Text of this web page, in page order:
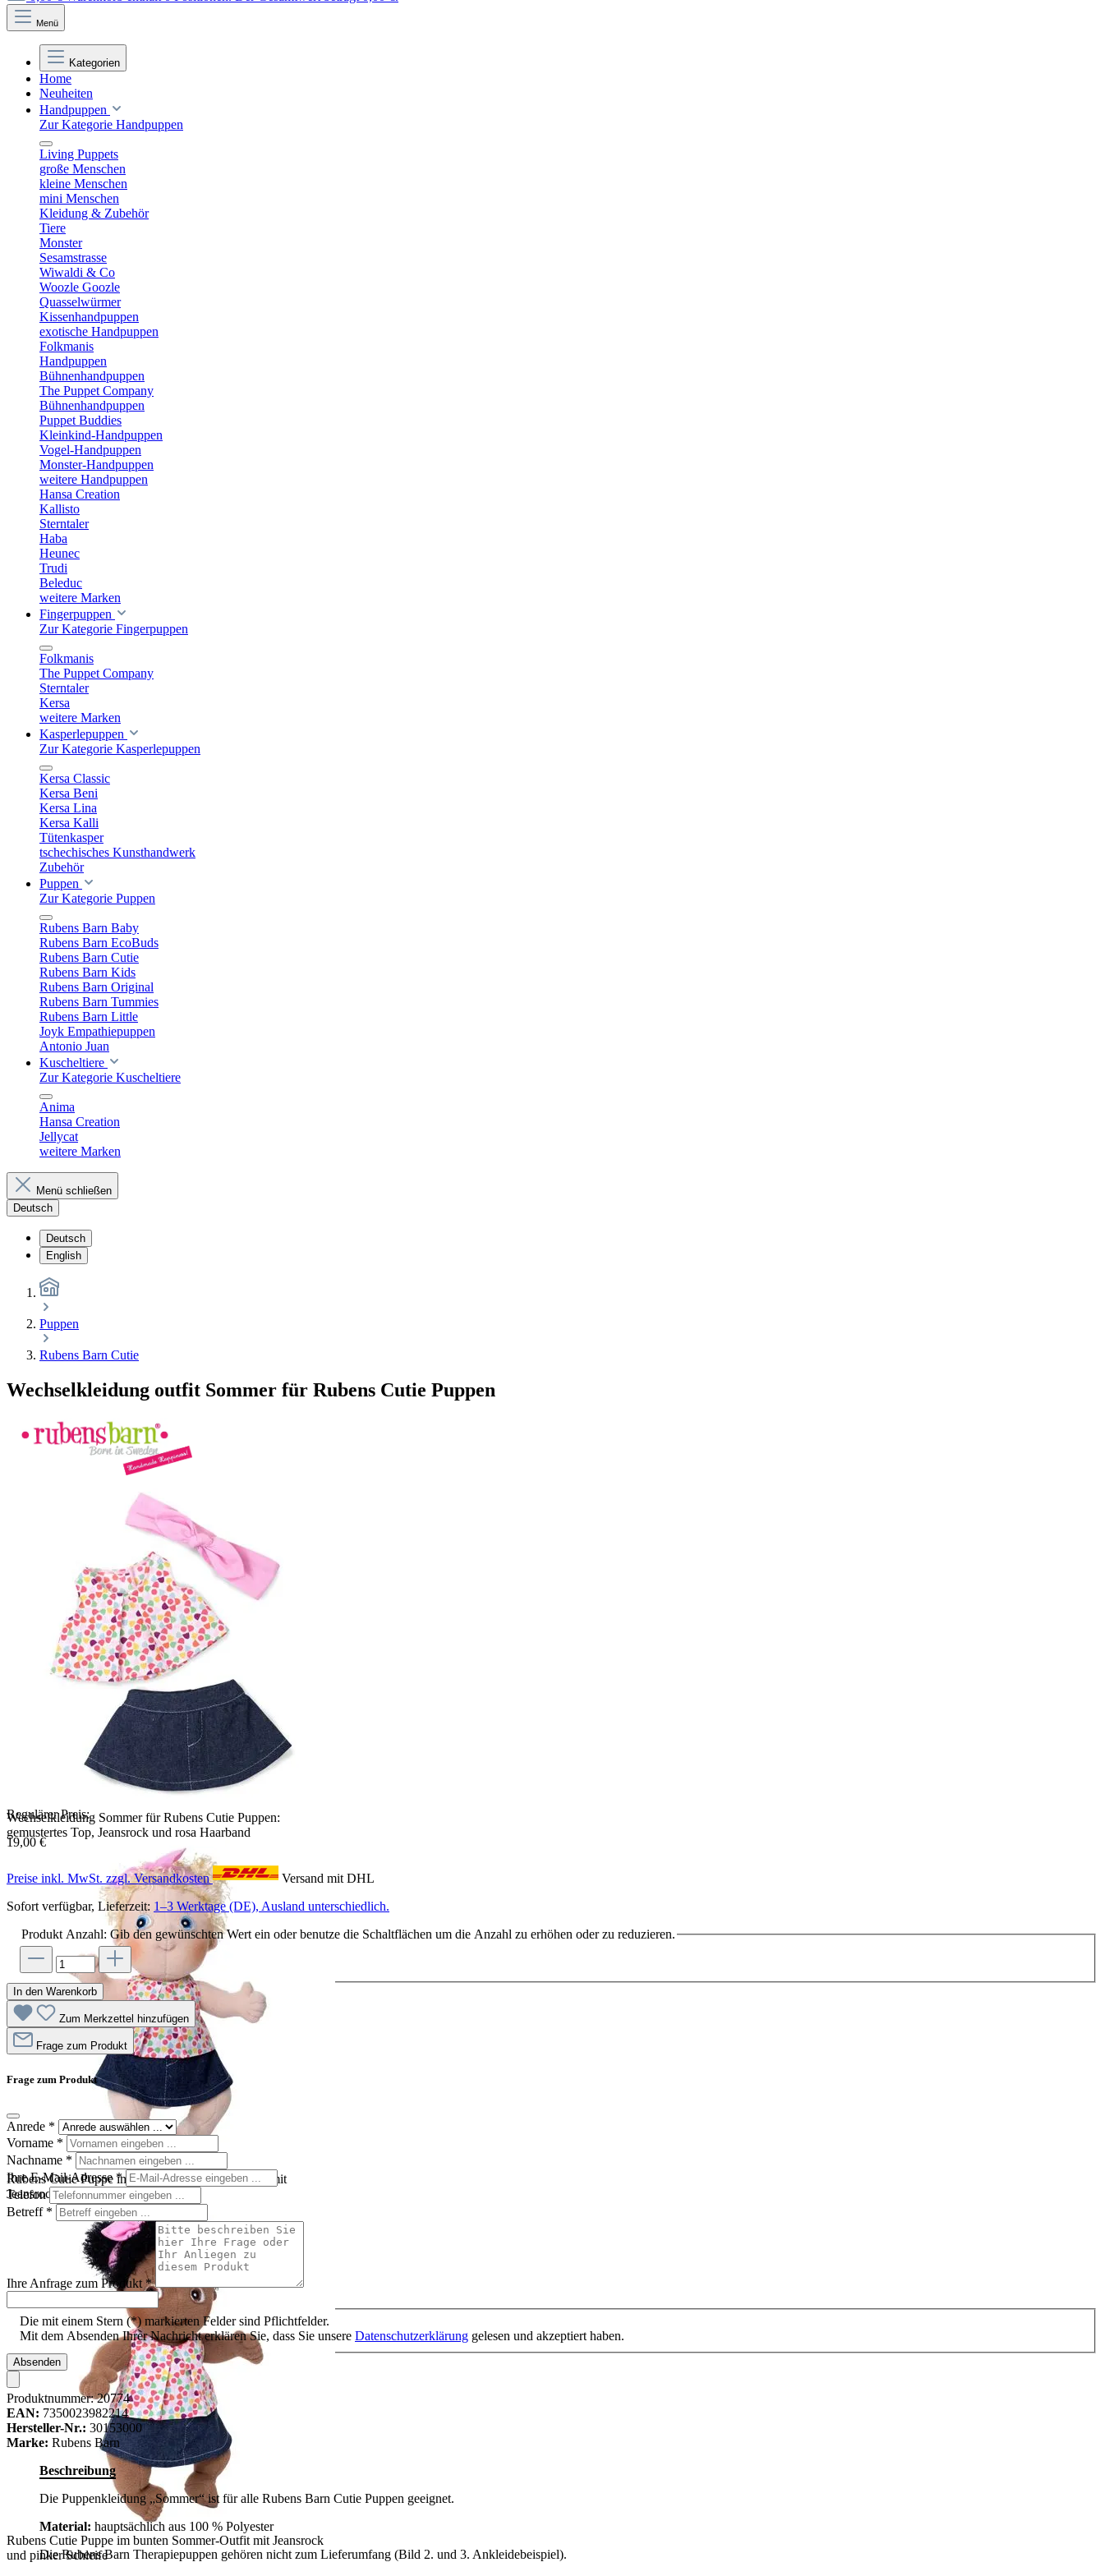
Menü
Kategorien
Home
Neuheiten
Handpuppen
Zur Kategorie Handpuppen
Living Puppets
große Menschen
kleine Menschen
mini Menschen
Kleidung & Zubehör
Tiere
Monster
Sesamstrasse
Wiwaldi & Co
Woozle Goozle
Quasselwürmer
Kissenhandpuppen
exotische Handpuppen
Folkmanis
Handpuppen
Bühnenhandpuppen
The Puppet Company
Bühnenhandpuppen
Puppet Buddies
Kleinkind-Handpuppen
Vogel-Handpuppen
Monster-Handpuppen
weitere Handpuppen
Hansa Creation
Kallisto
Sterntaler
Haba
Heunec
Trudi
Beleduc
weitere Marken
Fingerpuppen
Zur Kategorie Fingerpuppen
Folkmanis
The Puppet Company
Sterntaler
Kersa
weitere Marken
Kasperlepuppen
Zur Kategorie Kasperlepuppen
Kersa Classic
Kersa Beni
Kersa Lina
Kersa Kalli
Tütenkasper
tschechisches Kunsthandwerk
Zubehör
Puppen
Zur Kategorie Puppen
Rubens Barn Baby
Rubens Barn EcoBuds
Rubens Barn Cutie
Rubens Barn Kids
Rubens Barn Original
Rubens Barn Tummies
Rubens Barn Little
Joyk Empathiepuppen
Antonio Juan
Kuscheltiere
Zur Kategorie Kuscheltiere
Anima
Hansa Creation
Jellycat
weitere Marken
Menü schließen
Deutsch
Deutsch
English
Puppen
Rubens Barn Cutie
Wechselkleidung outfit Sommer für Rubens Cutie Puppen
Wechselkleidung Sommer für Rubens Cutie Puppen:
gemustertes Top, Jeansrock und rosa Haarband
Rubens Cutie Puppe im gemusterten Sommer-Top mit
Jeansrock und rosa Haarschleife
Rubens Cutie Puppe im bunten Sommer-Outfit mit Jeansrock
und pinker Schleife
Regulärer Preis:
19,00 €
Preise inkl. MwSt. zzgl. Versandkosten
Versand mit DHL
Sofort verfügbar, Lieferzeit: 1–3 Werktage (DE), Ausland unterschiedlich.
Produkt Anzahl: Gib den gewünschten Wert ein oder benutze die Schaltflächen um die Anzahl zu erhöhen oder zu reduzieren.
In den Warenkorb
Zum Merkzettel hinzufügen
Frage zum Produkt
Frage zum Produkt
Anrede *
Vorname *
Nachname *
Ihre E-Mail-Adresse *
Telefon
Betreff *
Ihre Anfrage zum Produkt *
Die mit einem Stern (*) markierten Felder sind Pflichtfelder.
Mit dem Absenden Ihrer Nachricht erklären Sie, dass Sie unsere Datenschutzerklärung gelesen und akzeptiert haben.
Absenden
Produktnummer:20774
EAN: 7350023982214
Hersteller-Nr.: 30153000
Marke: Rubens Barn
Beschreibung
Die Puppenkleidung „Sommer“ ist für alle Rubens Barn Cutie Puppen geeignet.
Material: hauptsächlich aus 100 % Polyester
Die Rubens Barn Therapiepuppen gehören nicht zum Lieferumfang (Bild 2. und 3. Ankleidebeispiel).